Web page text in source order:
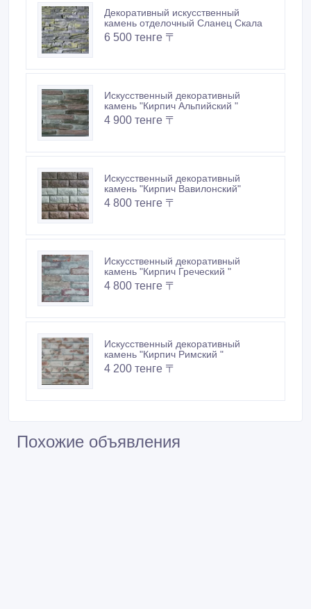
Декоративный искусственный
камень отделочный Сланец Скала
6 500 тенге 〒
Искусственный декоративный
камень "Кирпич Альпийский "
4 900 тенге 〒
Искусственный декоративный
камень "Кирпич Вавилонский"
4 800 тенге 〒
Искусственный декоративный
камень "Кирпич Греческий "
4 800 тенге 〒
Искусственный декоративный
камень "Кирпич Римский "
4 200 тенге 〒
Похожие объявления